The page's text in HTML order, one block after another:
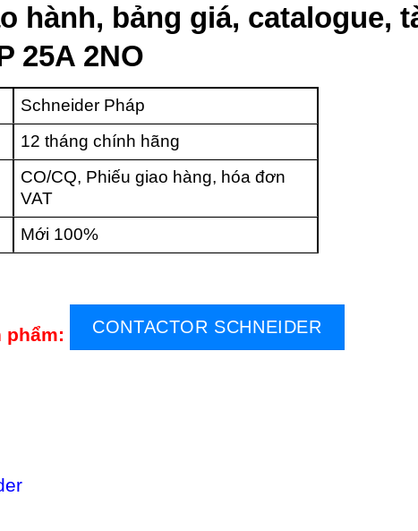
hành, bảng giá, catalogue,
25A 2NO
Schneider Pháp
12 tháng chính hãng
CO/CQ, Phiếu giao hàng, hóa đơn
VAT
Mới 100%
phẩm: CONTACTOR SCHNEIDER